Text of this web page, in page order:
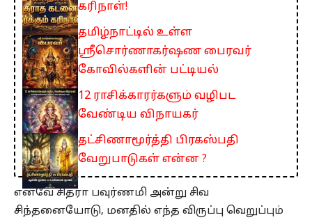
கரிநாள்!
தமிழ்நாட்டில் உள்ள
ஸ்ரீசொர்ணாகர்ஷண பைரவர்
கோவில்களின் பட்டியல்
12 ராசிக்காரர்களும் வழிபட
வேண்டிய விநாயகர்
தட்சிணாமூர்த்தி பிரகஸ்பதி
வேறுபாடுகள் என்ன ?
எனவே சித்ரா பவுர்ணமி அன்று சிவ
சிந்தனையோடு, மனதில் எந்த விருப்பு வெறுப்பும்